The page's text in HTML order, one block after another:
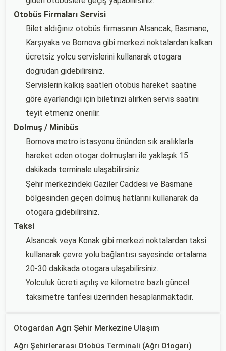
Otobüs Firmaları Servisi
Bilet aldığınız otobüs firmasının Alsancak, Basmane,
Karşıyaka ve Bornova gibi merkezi noktalardan kalkan
ücretsiz yolcu servislerini kullanarak otogara
doğrudan gidebilirsiniz.
Servislerin kalkış saatleri otobüs hareket saatine
göre ayarlandığı için biletinizi alırken servis saatini
teyit etmeniz önerilir.
Dolmuş / Minibüs
Bornova metro istasyonu önünden sık aralıklarla
hareket eden otogar dolmuşları ile yaklaşık 15
dakikada terminale ulaşabilirsiniz.
Şehir merkezindeki Gaziler Caddesi ve Basmane
bölgesinden geçen dolmuş hatlarını kullanarak da
otogara gidebilirsiniz.
Taksi
Alsancak veya Konak gibi merkezi noktalardan taksi
kullanarak çevre yolu bağlantısı sayesinde ortalama
20-30 dakikada otogara ulaşabilirsiniz.
Yolculuk ücreti açılış ve kilometre bazlı güncel
taksimetre tarifesi üzerinden hesaplanmaktadır.
Otogardan Ağrı Şehir Merkezine Ulaşım
Ağrı Şehirlerarası Otobüs Terminali (Ağrı Otogarı)